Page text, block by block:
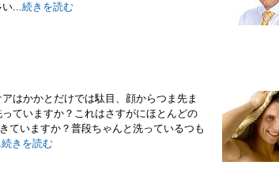
い...続きを読む
はかかとだけでは駄目、顔からつま先ま
ていますか？これはさすがにほとんどの
ていますか？普段ちゃんと洗っているつも
続きを読む